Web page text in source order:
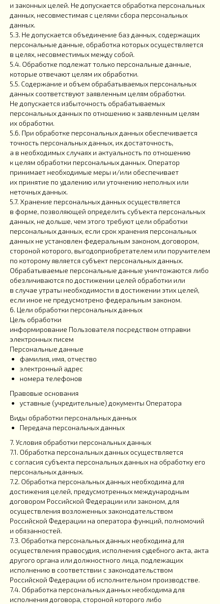
и законных целей. Не допускается обработка персональных
данных, несовместимая с целями сбора персональных
данных.
5.3. Не допускается объединение баз данных, содержащих
персональные данные, обработка которых осуществляется
в целях, несовместимых между собой.
5.4. Обработке подлежат только персональные данные,
которые отвечают целям их обработки.
5.5. Содержание и объем обрабатываемых персональных
данных соответствуют заявленным целям обработки.
Не допускается избыточность обрабатываемых
персональных данных по отношению к заявленным целям
их обработки.
5.6. При обработке персональных данных обеспечивается
точность персональных данных, их достаточность,
а в необходимых случаях и актуальность по отношению
к целям обработки персональных данных. Оператор
принимает необходимые меры и/или обеспечивает
их принятие по удалению или уточнению неполных или
неточных данных.
5.7. Хранение персональных данных осуществляется
в форме, позволяющей определить субъекта персональных
данных, не дольше, чем этого требуют цели обработки
персональных данных, если срок хранения персональных
данных не установлен федеральным законом, договором,
стороной которого, выгодоприобретателем или поручителем
по которому является субъект персональных данных.
Обрабатываемые персональные данные уничтожаются либо
обезличиваются по достижении целей обработки или
в случае утраты необходимости в достижении этих целей,
если иное не предусмотрено федеральным законом.
6. Цели обработки персональных данных
Цель обработки
информирование Пользователя посредством отправки
электронных писем
Персональные данные
фамилия, имя, отчество
электронный адрес
номера телефонов
Правовые основания
уставные (учредительные) документы Оператора
Виды обработки персональных данных
Передача персональных данных
7. Условия обработки персональных данных
7.1. Обработка персональных данных осуществляется
с согласия субъекта персональных данных на обработку его
персональных данных.
7.2. Обработка персональных данных необходима для
достижения целей, предусмотренных международным
договором Российской Федерации или законом, для
осуществления возложенных законодательством
Российской Федерации на оператора функций, полномочий
и обязанностей.
7.3. Обработка персональных данных необходима для
осуществления правосудия, исполнения судебного акта, акта
другого органа или должностного лица, подлежащих
исполнению в соответствии с законодательством
Российской Федерации об исполнительном производстве.
7.4. Обработка персональных данных необходима для
исполнения договора, стороной которого либо